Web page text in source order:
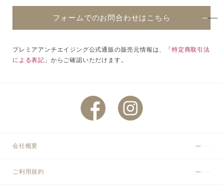
フォームでのお問合わせはこちら
プレミアアンチエイジング公式通販の販売元情報は、「特定商取引法
による表記 」からご確認いただけます。
会社概要
ご利用規約